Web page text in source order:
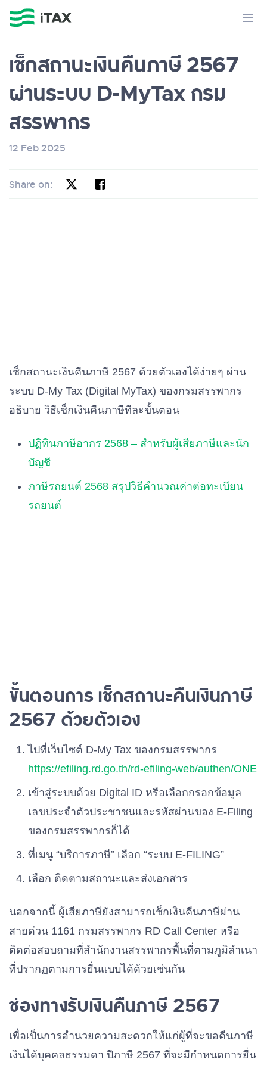
เช็กสถานะเงินคืนภาษี 2567
ผ่านระบบ D-MyTax กรม
สรรพากร
12 Feb 2025
Share on:
เช็กสถานะเงินคืนภาษี 2567 ด้วยตัวเองได้ง่ายๆ ผ่าน
ระบบ D-My Tax (Digital MyTax) ของกรมสรรพากร
อธิบาย วิธีเช็กเงินคืนภาษีทีละขั้นตอน
ปฏิทินภาษีอากร 2568 – สำหรับผู้เสียภาษีและนัก
บัญชี
ภาษีรถยนต์ 2568 สรุปวิธีคำนวณค่าต่อทะเบียน
รถยนต์
ขั้นตอนการ เช็กสถานะคืนเงินภาษี
2567 ด้วยตัวเอง
ไปที่เว็บไซต์ D-My Tax ของกรมสรรพากร
https://efiling.rd.go.th/rd-efiling-web/authen/ONE
เข้าสู่ระบบด้วย Digital ID หรือเลือกกรอกข้อมูล
เลขประจำตัวประชาชนและรหัสผ่านของ E-Filing
ของกรมสรรพากรก็ได้
ที่เมนู “บริการภาษี” เลือก “ระบบ E-FILING”
เลือก ติดตามสถานะและส่งเอกสาร
นอกจากนี้ ผู้เสียภาษียังสามารถเช็กเงินคืนภาษีผ่าน
สายด่วน 1161 กรมสรรพากร RD Call Center หรือ
ติดต่อสอบถามที่สำนักงานสรรพากรพื้นที่ตามภูมิลำเนา
ที่ปรากฏตามการยื่นแบบได้ด้วยเช่นกัน
ช่องทางรับเงินคืนภาษี 2567
เพื่อเป็นการอำนวยความสะดวกให้แก่ผู้ที่จะขอคืนภาษี
เงินได้บุคคลธรรมดา ปีภาษี 2567 ที่จะมีกำหนดการยื่น